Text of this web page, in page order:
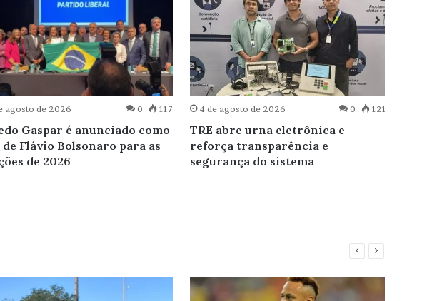
agosto de 2026 0 117
Gaspar é anunciado como
de Flávio Bolsonaro para as
de 2026
4 de agosto de 2026 0 121
TRE abre urna eletrônica e
reforça transparência e
segurança do sistema